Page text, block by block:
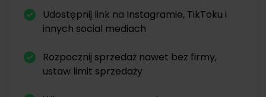
Udostępnij link na Instagramie, TikToku i
innych social mediach
Rozpocznij sprzedaż nawet bez firmy,
ustaw limit sprzedaży